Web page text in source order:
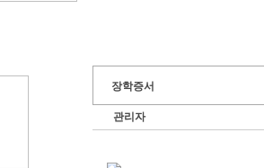
장학증서
관리자